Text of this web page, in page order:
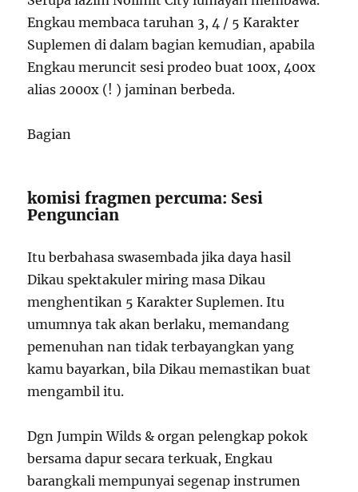
Engkau membaca taruhan 3, 4 / 5 Karakter
Suplemen di dalam bagian kemudian, apabila
Engkau meruncit sesi prodeo buat 100x, 400x
alias 2000x (! ) jaminan berbeda.
Bagian
komisi fragmen percuma: Sesi
Penguncian
Itu berbahasa swasembada jika daya hasil
Dikau spektakuler miring masa Dikau
menghentikan 5 Karakter Suplemen. Itu
umumnya tak akan berlaku, memandang
pemenuhan nan tidak terbayangkan yang
kamu bayarkan, bila Dikau memastikan buat
mengambil itu.
Dgn Jumpin Wilds & organ pelengkap pokok
bersama dapur secara terkuak, Engkau
barangkali mempunyai segenap instrumen